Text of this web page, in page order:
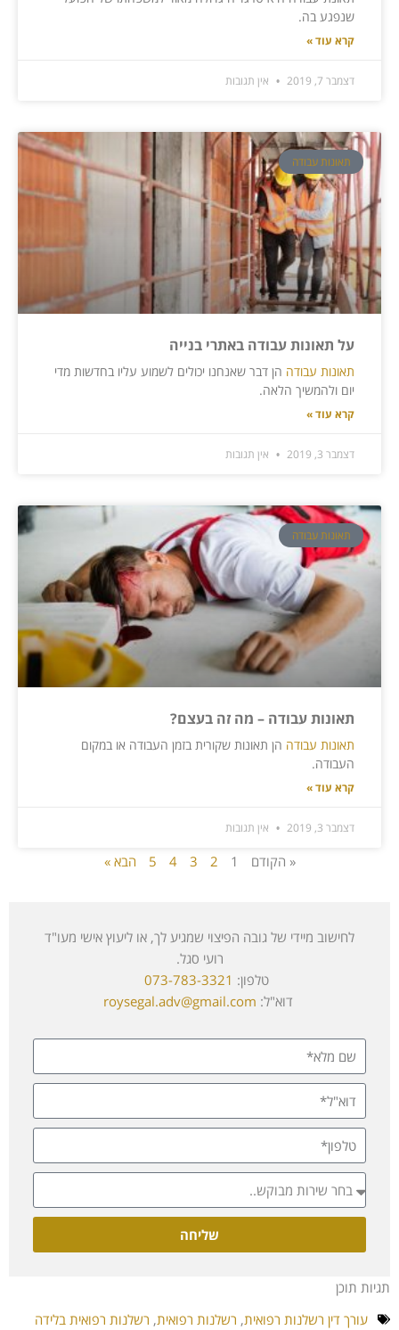
שנפגע בה.
קרא עוד »
דצמבר 7, 2019 אין תגובות
תאונות עבודה
על תאונות עבודה באתרי בנייה
תאונות עבודה הן דבר שאנחנו יכולים לשמוע עליו בחדשות מדי
יום ולהמשיך הלאה.
קרא עוד »
דצמבר 3, 2019 אין תגובות
תאונות עבודה
תאונות עבודה – מה זה בעצם?
תאונות עבודה הן תאונות שקורית בזמן העבודה או במקום
העבודה.
קרא עוד »
דצמבר 3, 2019 אין תגובות
« הקודם 1
2
3
4
5 הבא »
לחישוב מיידי של גובה הפיצוי שמגיע לך, או ליעוץ אישי מעו"ד
רועי סגל.
טלפון: 073-783-3321
דוא"ל: roysegal.adv@gmail.com
שליחה
תגיות תוכן
עורך דין רשלנות רפואית, רשלנות רפואית, רשלנות רפואית בלידה